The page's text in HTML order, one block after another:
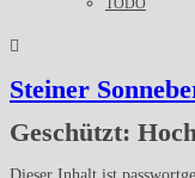
TODO
Steiner
Geschützt: